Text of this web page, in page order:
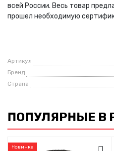
всей России. Весь товар
прошел необходимую
Артикул
Бренд
Страна
ПОПУЛЯРНЫЕ В
Новинка